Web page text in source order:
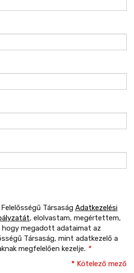
Társaság Adatkezelési
, elolvastam, megértettem,
hogy megadott adataimat az
Társaság, mint adatkezelő a
megfelelően kezelje. *
* Kötelező mező